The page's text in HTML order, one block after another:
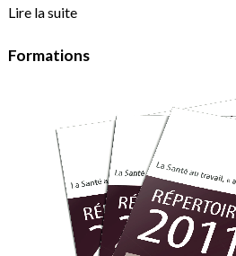
Lire la suite
Formations